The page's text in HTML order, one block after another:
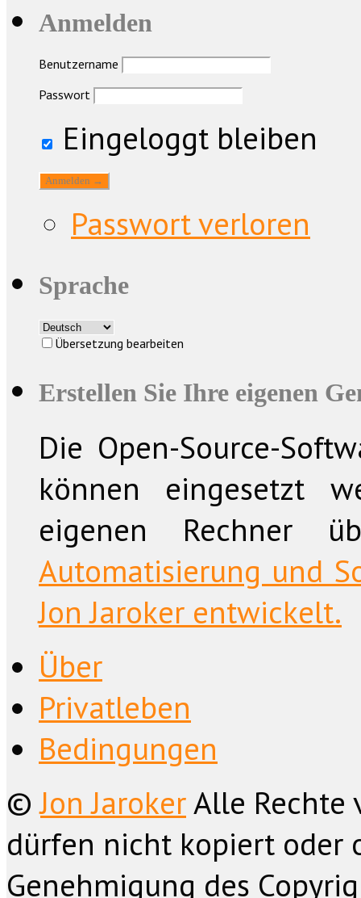
Anmelden
Benutzername
Passwort
Eingeloggt bleiben
Passwort verloren
Sprache
Übersetzung bearbeiten
Erstellen Sie Ihre eigenen
Die Open-Source-
können eingesetzt
eigenen Rechner
Automatisierung und
Jon Jaroker entwickelt.
Über
Privatleben
Bedingungen
©Jon JarokerAlle Rechte
dürfen nicht kopiert oder
Genehmigung des